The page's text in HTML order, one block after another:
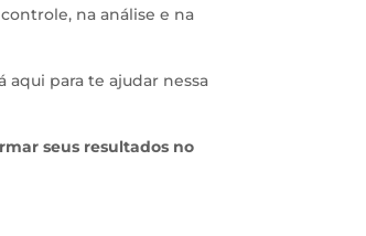
na análise e na
aqui para te ajudar nessa
seus resultados no